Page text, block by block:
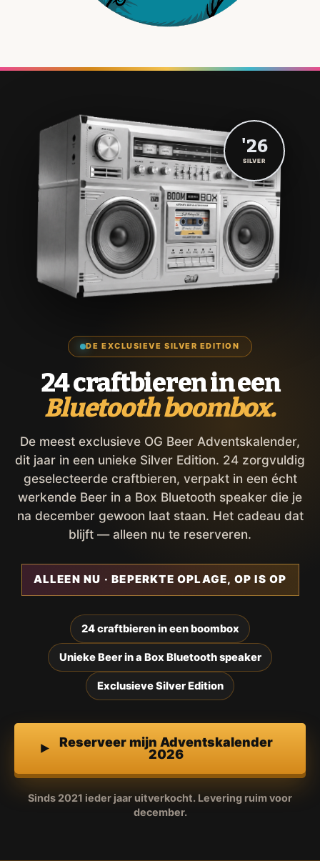
DE EXCLUSIEVE SILVER EDITION
24 craftbieren in een
Bluetooth boombox.
De meest exclusieve OG Beer Adventskalender,
dit jaar in een unieke Silver Edition. 24 zorgvuldig
geselecteerde craftbieren, verpakt in een écht
werkende Beer in a Box Bluetooth speaker die je
na december gewoon laat staan. Het cadeau dat
blijft — alleen nu te reserveren.
ALLEEN NU · BEPERKTE OPLAGE, OP IS OP
24 craftbieren in een boombox
Unieke Beer in a Box Bluetooth speaker
Exclusieve Silver Edition
Reserveer mijn Adventskalender
2026
Sinds 2021 ieder jaar uitverkocht. Levering ruim voor
december.
'26
SILVER